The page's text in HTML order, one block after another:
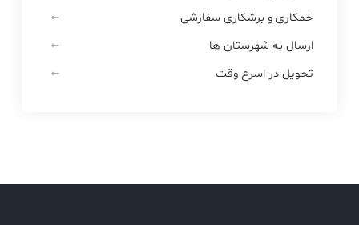
خمکاری و برشکاری سفارشی
ارسال به شهرستان ها
تحویل در اسرع وقت